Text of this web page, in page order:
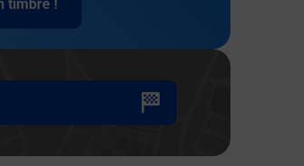
timbre !